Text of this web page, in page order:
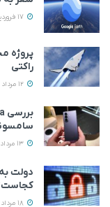
پروژه
راکتی
سامسونگ
دولت به